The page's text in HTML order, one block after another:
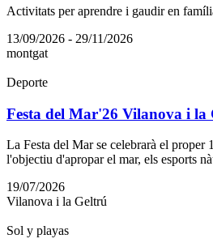
Activitats per aprendre i gaudir en
13/09/2026 - 29/11/2026
montgat
Deporte
Festa del Mar'26 Vilanova i la
La Festa del Mar se celebrarà el proper
l'objectiu d'apropar el mar, els esports
19/07/2026
Vilanova i la Geltrú
Sol y playas